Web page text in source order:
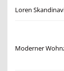
Loren
Moderner